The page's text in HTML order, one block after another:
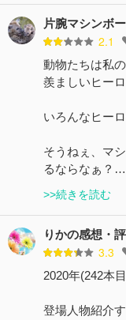
片腕マシンボ
2.1
動物たちは私
羨ましいヒー
いろんなヒー
そうねぇ、マ
るならなぁ？…
>>続きを読む
りかの感想・
3.3
2020年(242本
登場人物紹介